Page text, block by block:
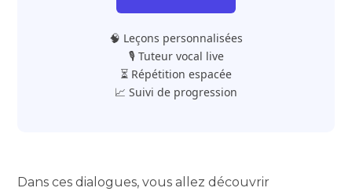
🧠 Leçons personnalisées
🎙️ Tuteur vocal live
⏳ Répétition espacée
📈 Suivi de progression
Dans ces dialogues, vous allez découvrir